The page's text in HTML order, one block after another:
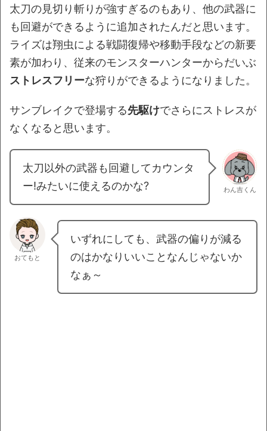
太刀の見切り斬りが強すぎるのもあり、他の武器に
も回避ができるように追加されたんだと思います。
ライズは翔虫による戦闘復帰や移動手段などの新要
素が加わり、従来のモンスターハンターからだいぶ
ストレスフリーな狩りができるようになりました。
サンブレイクで登場する先駆けでさらにストレスが
なくなると思います。
太刀以外の武器も回避してカウンタ
ー!みたいに使えるのかな?
わん吉くん
おてもと
いずれにしても、武器の偏りが減る
のはかなりいいことなんじゃないか
なぁ～